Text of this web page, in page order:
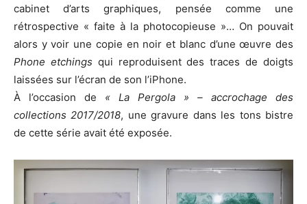
cabinet d’arts graphiques, pensée comme une
rétrospective « faite à la photocopieuse »… On pouvait
alors y voir une copie en noir et blanc d’une œuvre des
Phone etchings qui reproduisent des traces de doigts
laissées sur l’écran de son l’iPhone.
À l’occasion de « La Pergola » – accrochage des
collections 2017/2018, une gravure dans les tons bistre
de cette série avait été exposée.